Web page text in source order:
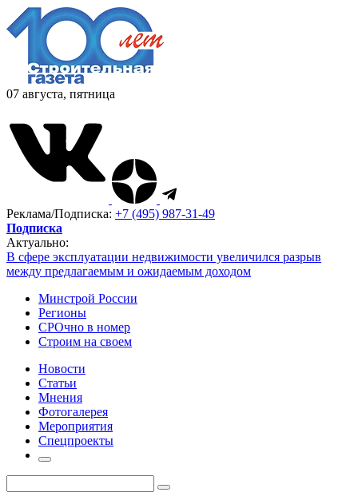
07 августа, пятница
Реклама/Подписка: +7 (495) 987-31-49
Подписка
Актуально:
В сфере эксплуатации недвижимости увеличился разрыв
между предлагаемым и ожидаемым доходом
Минстрой России
Регионы
СРОчно в номер
Строим на своем
Новости
Статьи
Мнения
Фотогалерея
Мероприятия
Спецпроекты